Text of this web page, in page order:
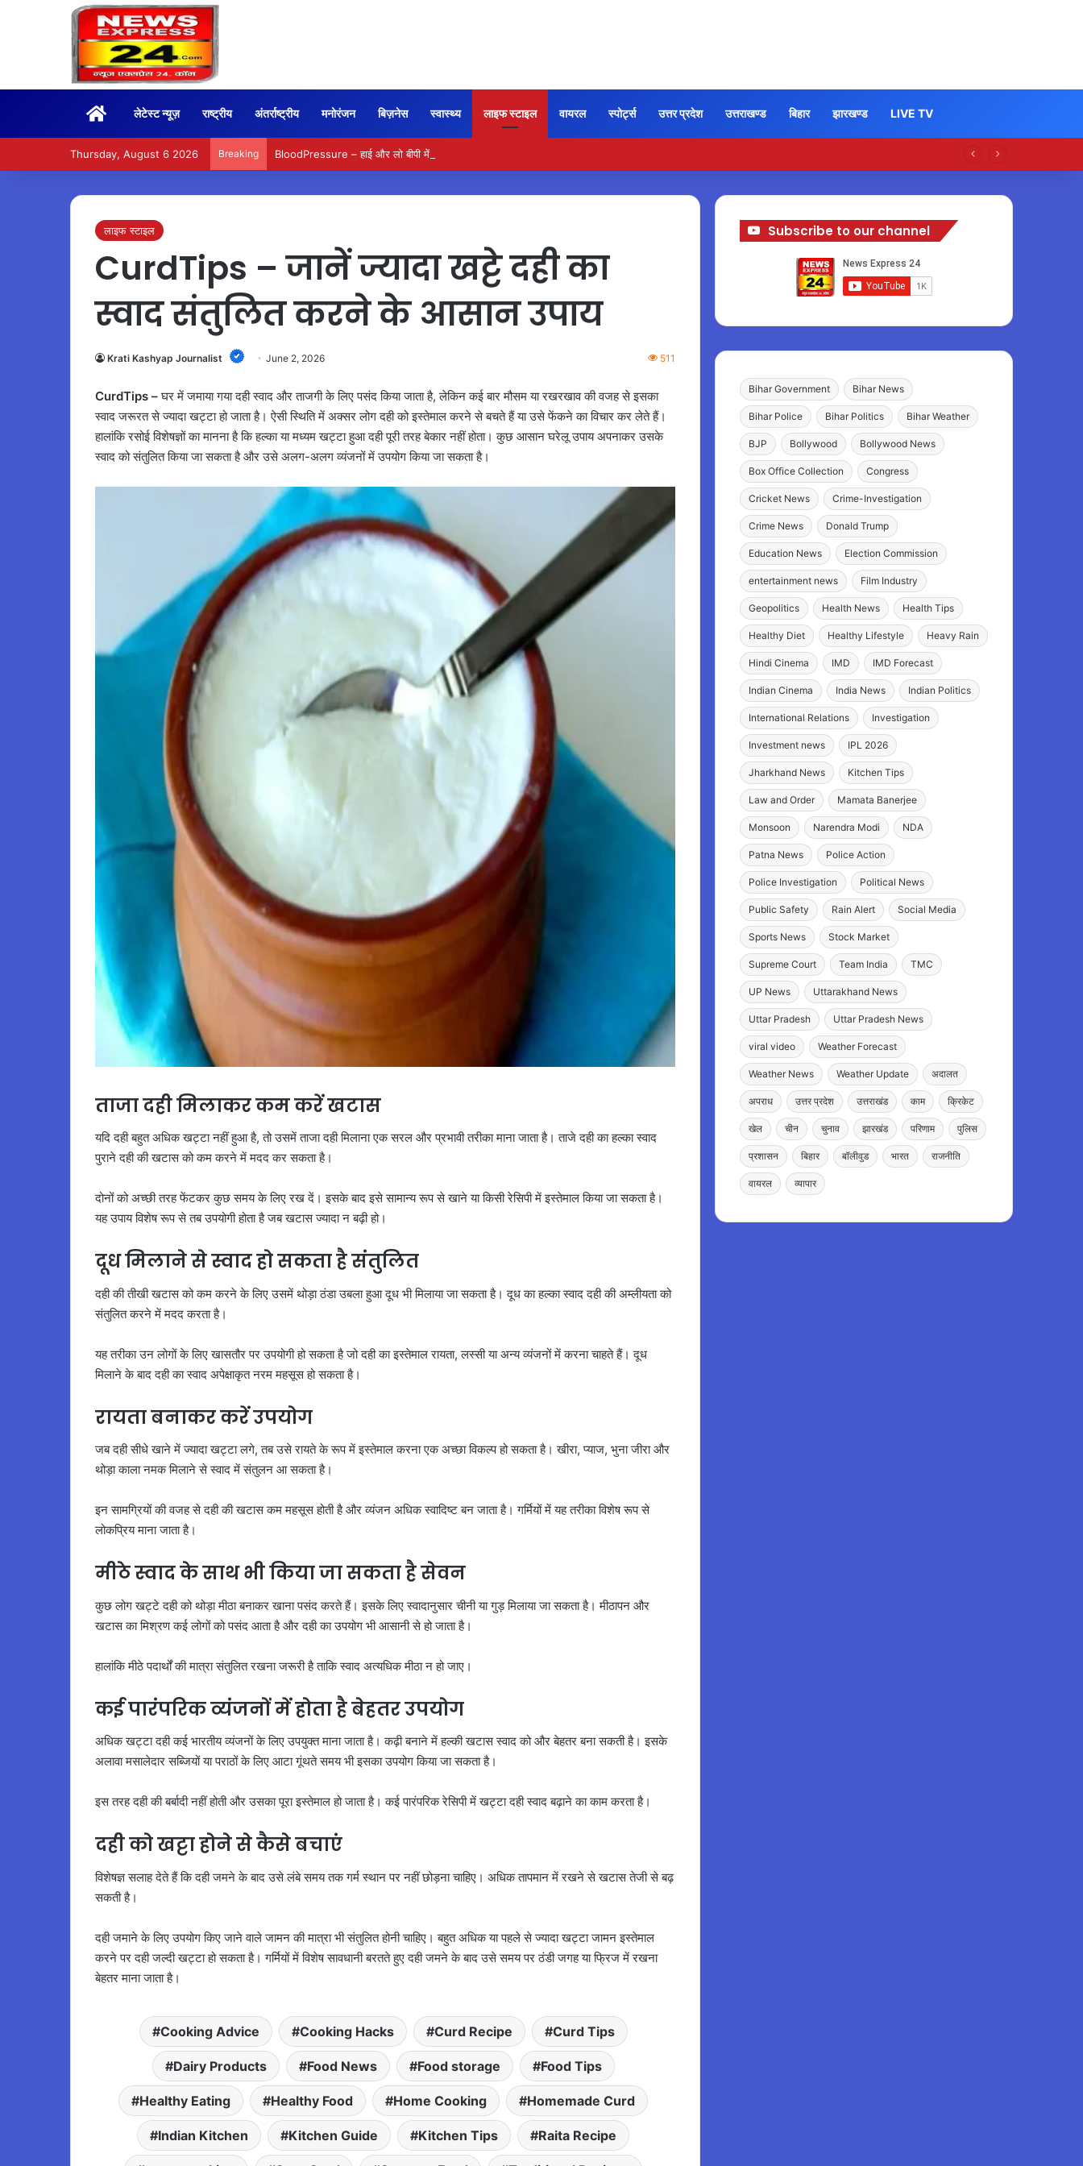
Homeलेटेस्ट न्यूज़ राष्ट्रीय अंतर्राष्ट्रीय मनोरंजन बिज़नेस स्वास्थ्य लाइफ स्टाइल वायरल स्पोर्ट्स उत्तर प्रदेश उत्तराखण्ड बिहार झारखण्ड LIVE TV
Thursday, August 6 2026 Breaking BloodPressure – हाई और लो बीपी में कितना नमक खाना सही, डॉक्टर ने बताया सुरक्षित मात्रा…
लाइफ स्टाइल
CurdTips – जानें ज्यादा खट्टे दही का
स्वाद संतुलित करने के आसान उपाय
Krati Kashyap Journalist June 2, 2026 511
CurdTips –घर में जमाया गया दही स्वाद और ताजगी के लिए पसंद किया जाता है, लेकिन कई बार मौसम या रखरखाव की वजह से इसका
स्वाद जरूरत से ज्यादा खट्टा हो जाता है। ऐसी स्थिति में अक्सर लोग दही को इस्तेमाल करने से बचते हैं या उसे फेंकने का विचार कर लेते हैं।
हालांकि रसोई विशेषज्ञों का मानना है कि हल्का या मध्यम खट्टा हुआ दही पूरी तरह बेकार नहीं होता। कुछ आसान घरेलू उपाय अपनाकर उसके
स्वाद को संतुलित किया जा सकता है और उसे अलग-अलग व्यंजनों में उपयोग किया जा सकता है।
ताजा दही मिलाकर कम करें खटास
यदि दही बहुत अधिक खट्टा नहीं हुआ है, तो उसमें ताजा दही मिलाना एक सरल और प्रभावी तरीका माना जाता है। ताजे दही का हल्का स्वाद
पुराने दही की खटास को कम करने में मदद कर सकता है।
दोनों को अच्छी तरह फेंटकर कुछ समय के लिए रख दें। इसके बाद इसे सामान्य रूप से खाने या किसी रेसिपी में इस्तेमाल किया जा सकता है।
यह उपाय विशेष रूप से तब उपयोगी होता है जब खटास ज्यादा न बढ़ी हो।
दूध मिलाने से स्वाद हो सकता है संतुलित
दही की तीखी खटास को कम करने के लिए उसमें थोड़ा ठंडा उबला हुआ दूध भी मिलाया जा सकता है। दूध का हल्का स्वाद दही की अम्लीयता को
संतुलित करने में मदद करता है।
यह तरीका उन लोगों के लिए खासतौर पर उपयोगी हो सकता है जो दही का इस्तेमाल रायता, लस्सी या अन्य व्यंजनों में करना चाहते हैं। दूध
मिलाने के बाद दही का स्वाद अपेक्षाकृत नरम महसूस हो सकता है।
रायता बनाकर करें उपयोग
जब दही सीधे खाने में ज्यादा खट्टा लगे, तब उसे रायते के रूप में इस्तेमाल करना एक अच्छा विकल्प हो सकता है। खीरा, प्याज, भुना जीरा और
थोड़ा काला नमक मिलाने से स्वाद में संतुलन आ सकता है।
इन सामग्रियों की वजह से दही की खटास कम महसूस होती है और व्यंजन अधिक स्वादिष्ट बन जाता है। गर्मियों में यह तरीका विशेष रूप से
लोकप्रिय माना जाता है।
मीठे स्वाद के साथ भी किया जा सकता है सेवन
कुछ लोग खट्टे दही को थोड़ा मीठा बनाकर खाना पसंद करते हैं। इसके लिए स्वादानुसार चीनी या गुड़ मिलाया जा सकता है। मीठापन और
खटास का मिश्रण कई लोगों को पसंद आता है और दही का उपयोग भी आसानी से हो जाता है।
हालांकि मीठे पदार्थों की मात्रा संतुलित रखना जरूरी है ताकि स्वाद अत्यधिक मीठा न हो जाए।
कई पारंपरिक व्यंजनों में होता है बेहतर उपयोग
अधिक खट्टा दही कई भारतीय व्यंजनों के लिए उपयुक्त माना जाता है। कढ़ी बनाने में हल्की खटास स्वाद को और बेहतर बना सकती है। इसके
अलावा मसालेदार सब्जियों या पराठों के लिए आटा गूंथते समय भी इसका उपयोग किया जा सकता है।
इस तरह दही की बर्बादी नहीं होती और उसका पूरा इस्तेमाल हो जाता है। कई पारंपरिक रेसिपी में खट्टा दही स्वाद बढ़ाने का काम करता है।
दही को खट्टा होने से कैसे बचाएं
विशेषज्ञ सलाह देते हैं कि दही जमने के बाद उसे लंबे समय तक गर्म स्थान पर नहीं छोड़ना चाहिए। अधिक तापमान में रखने से खटास तेजी से बढ़
सकती है।
दही जमाने के लिए उपयोग किए जाने वाले जामन की मात्रा भी संतुलित होनी चाहिए। बहुत अधिक या पहले से ज्यादा खट्टा जामन इस्तेमाल
करने पर दही जल्दी खट्टा हो सकता है। गर्मियों में विशेष सावधानी बरतते हुए दही जमने के बाद उसे समय पर ठंडी जगह या फ्रिज में रखना
बेहतर माना जाता है।
Cooking Advice Cooking Hacks Curd Recipe Curd Tips
Dairy Products Food News Food storage Food Tips
Healthy Eating Healthy Food Home Cooking Homemade Curd
Indian Kitchen Kitchen Guide Kitchen Tips Raita Recipe
Subscribe to our channel
Bihar Government Bihar News
Bihar Police Bihar Politics Bihar Weather
BJP Bollywood Bollywood News
Box Office Collection Congress
Cricket News Crime-Investigation
Crime News Donald Trump
Education News Election Commission
entertainment news Film Industry
Geopolitics Health News Health Tips
Healthy Diet Healthy Lifestyle Heavy Rain
Hindi Cinema IMD IMD Forecast
Indian Cinema India News Indian Politics
International Relations Investigation
Investment news IPL 2026
Jharkhand News Kitchen Tips
Law and Order Mamata Banerjee
Monsoon Narendra Modi NDA
Patna News Police Action
Police Investigation Political News
Public Safety Rain Alert Social Media
Sports News Stock Market
Supreme Court Team India TMC
UP News Uttarakhand News
Uttar Pradesh Uttar Pradesh News
viral video Weather Forecast
Weather News Weather Update अदालत
अपराध उत्तर प्रदेश उत्तराखंड काम क्रिकेट
खेल चीन चुनाव झारखंड परिणाम पुलिस
प्रशासन बिहार बॉलीवुड भारत राजनीति
वायरल व्यापार